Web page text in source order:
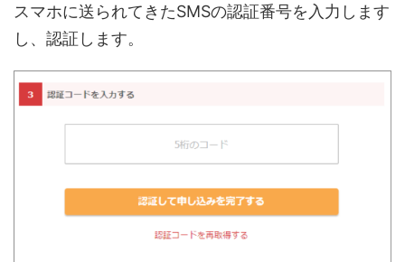
スマホに送られてきたSMSの認証番号を入力します
し、認証します。